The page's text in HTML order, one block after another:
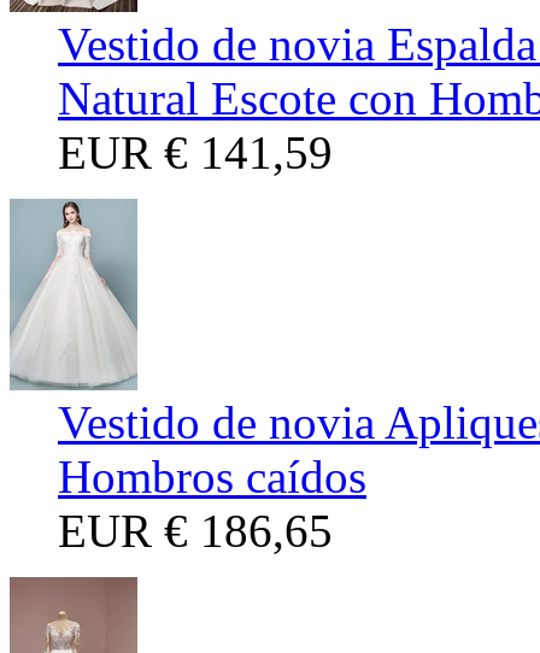
Vestido de novia
Natural Escote con
EUR € 141,59
Vestido de novia
Hombros caídos
EUR € 186,65